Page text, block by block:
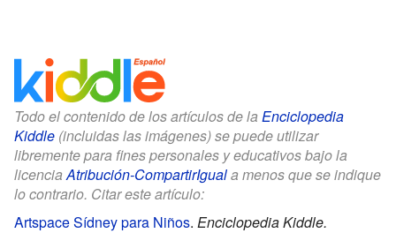
Todo el contenido de los artículos de la Enciclopedia
Kiddle (incluidas las imágenes) se puede utilizar
libremente para fines personales y educativos bajo la
licenciaAtribución-CompartirIguala menos que se indique
lo contrario. Citar este artículo:
Artspace Sídney para Niños. Enciclopedia Kiddle.